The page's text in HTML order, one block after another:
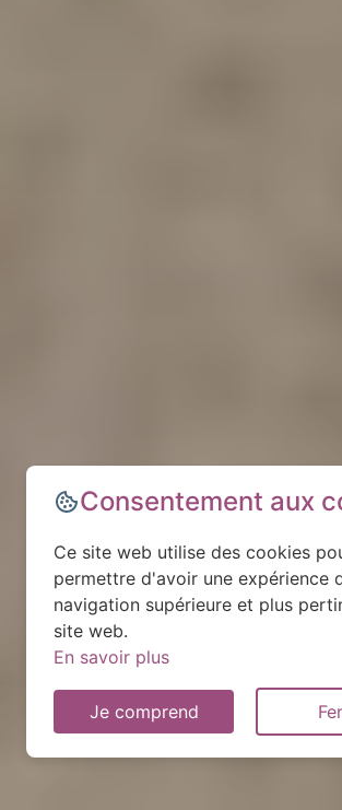
Consentement aux
Ce site web utilise des cookies
permettre d'avoir une expérience
navigation supérieure et plus
site web.
En savoir plus
Je comprend